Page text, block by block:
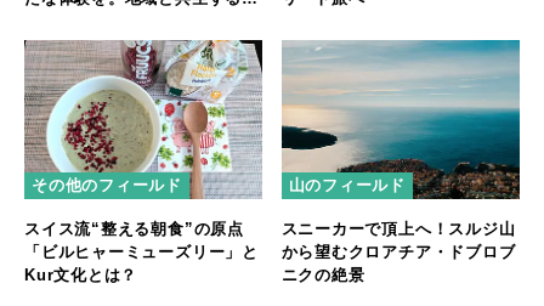
その他のフィールド
スイス流“整える朝食”の原点
「ビルヒャーミューズリー」と
Kur文化とは？
山のフィールド
スニーカーで頂上へ！スルジ山
から望むクロアチア・ドブロブ
ニクの絶景